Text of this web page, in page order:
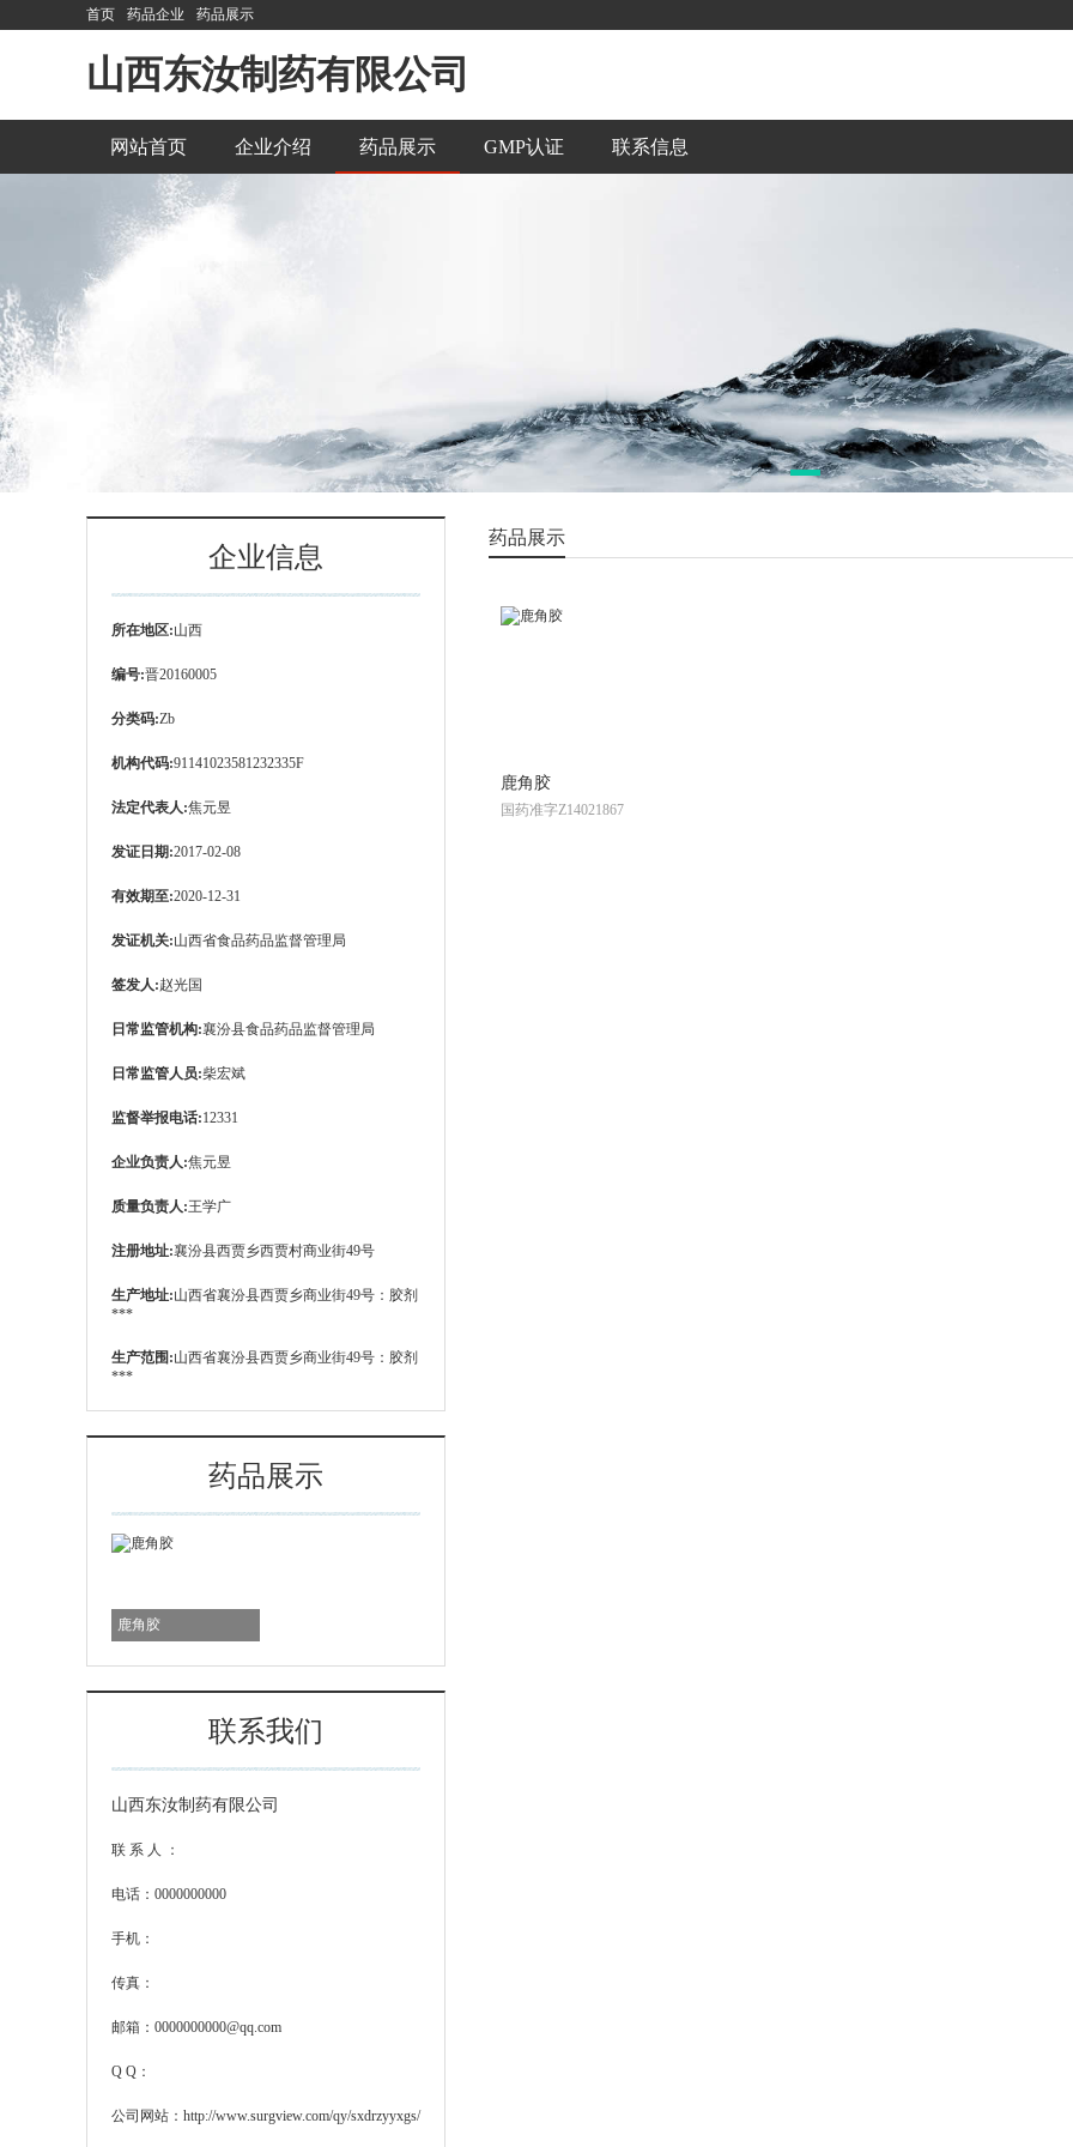
首页 药品企业 药品展示
山西东汝制药有限公司
网站首页 企业介绍 药品展示 GMP认证 联系信息
药品展示
鹿角胶
国药准字Z14021867
企业信息
所在地区:山西
编号:晋20160005
分类码:Zb
机构代码:91141023581232335F
法定代表人:焦元昱
发证日期:2017-02-08
有效期至:2020-12-31
发证机关:山西省食品药品监督管理局
签发人:赵光国
日常监管机构:襄汾县食品药品监督管理局
日常监管人员:柴宏斌
监督举报电话:12331
企业负责人:焦元昱
质量负责人:王学广
注册地址:襄汾县西贾乡西贾村商业街49号
生产地址:山西省襄汾县西贾乡商业街49号：胶剂
***
生产范围:山西省襄汾县西贾乡商业街49号：胶剂
***
药品展示
鹿角胶
联系我们
山西东汝制药有限公司
联 系 人 ：
电话：0000000000
手机：
传真：
邮箱：0000000000@qq.com
Q Q：
公司网站： http://www.surgview.com/qy/sxdrzyyxgs/